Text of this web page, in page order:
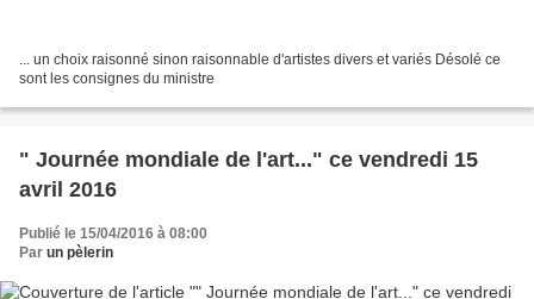
... un choix raisonné sinon raisonnable d'artistes divers et variés Désolé ce
sont les consignes du ministre
" Journée mondiale de l'art..." ce vendredi 15
avril 2016
Publié le 15/04/2016 à 08:00
Par un pèlerin